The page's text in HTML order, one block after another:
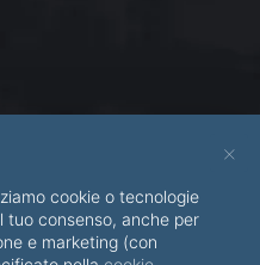
SERVIZI
CONTATTI
×
cookie o tecnologie
tuo consenso, anche per
e marketing (con